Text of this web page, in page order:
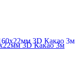
3D Какао 3м